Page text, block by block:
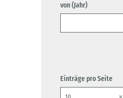
von (Jahr)
Einträge pro Seite